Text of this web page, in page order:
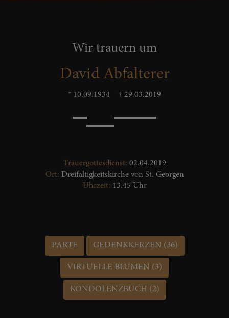
Wir trauern um
David Abfalterer
* 10.09.1934 † 29.03.2019
Trauergottesdienst: 02.04.2019
Ort: Dreifaltigkeitskirche von St. Georgen
Uhrzeit: 13.45 Uhr
PARTE GEDENKKERZEN (36)
VIRTUELLE BLUMEN (3)
KONDOLENZBUCH (2)